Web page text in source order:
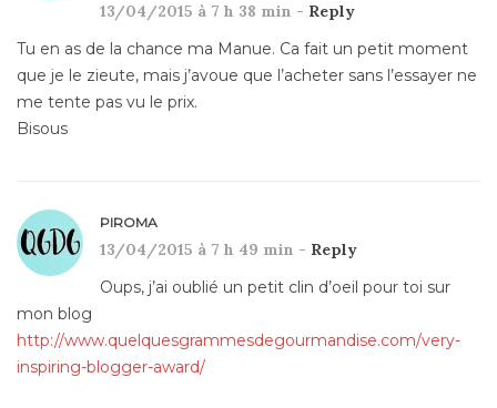
13/04/2015 à 7 h 38 min - Reply
Tu en as de la chance ma Manue. Ca fait un petit moment
que je le zieute, mais j’avoue que l’acheter sans l’essayer ne
me tente pas vu le prix.
Bisous
PIROMA
13/04/2015 à 7 h 49 min - Reply
Oups, j’ai oublié un petit clin d’oeil pour toi sur
mon blog
http://www.quelquesgrammesdegourmandise.com/very-
inspiring-blogger-award/